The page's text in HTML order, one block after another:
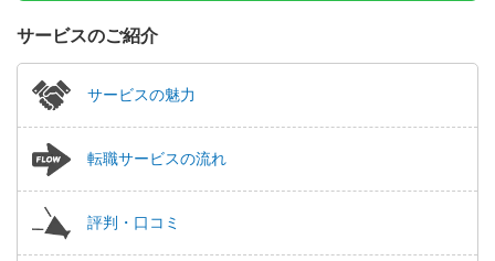
サービスのご紹介
サービスの魅力
転職サービスの流れ
評判・口コミ